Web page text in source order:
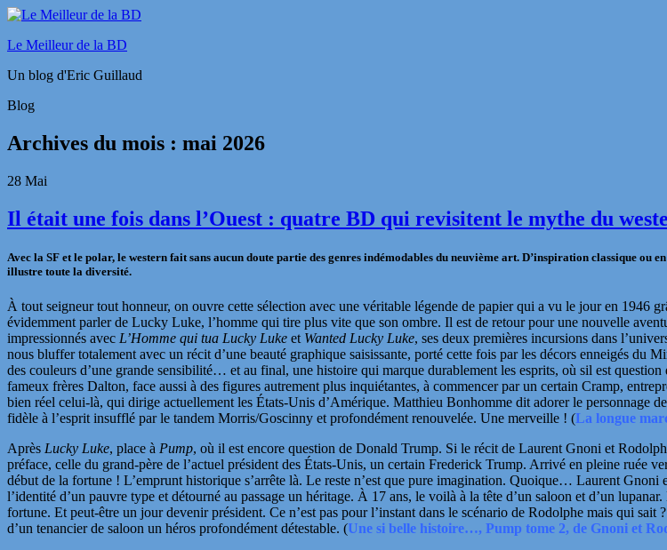
Le Meilleur de la BD
Un blog d'Eric Guillaud
Blog
Archives du mois : mai 2026
28 Mai
Il était une fois dans l’Ouest : quatre BD qui revisitent le mythe du
Avec la SF et le polar, le western fait sans aucun doute partie des genres indémodables du neuvième art. D’inspiration classique ou
illustre toute la diversité.
À tout seigneur tout honneur, on ouvre cette sélection avec une véritable légende de papier qui a vu le jour en 1946
évidemment parler de Lucky Luke, l’homme qui tire plus vite que son ombre. Il est de retour pour une nouvelle
impressionnés avec L’Homme qui tua Lucky Luke et Wanted Lucky Luke, ses deux premières incursions dans
nous bluffer totalement avec un récit d’une beauté graphique saisissante, porté cette fois par les décors enneigés du
des couleurs d’une grande sensibilité… et au final, une histoire qui marque durablement les esprits, où sil est
fameux frères Dalton, face aussi à des figures autrement plus inquiétantes, à commencer par un certain Cramp,
bien réel celui-là, qui dirige actuellement les États-Unis d’Amérique. Matthieu Bonhomme dit adorer le personnage
fidèle à l’esprit insufflé par le tandem Morris/Goscinny et profondément renouvelée. Une merveille ! (La longue
Après Lucky Luke, place à Pump, où il est encore question de Donald Trump. Si le récit de Laurent Gnoni et
préface, celle du grand-père de l’actuel président des États-Unis, un certain Frederick Trump. Arrivé en pleine ruée
début de la fortune ! L’emprunt historique s’arrête là. Le reste n’est que pure imagination. Quoique… Laurent Gnoni
l’identité d’un pauvre type et détourné au passage un héritage. À 17 ans, le voilà à la tête d’un saloon et d’un
fortune. Et peut-être un jour devenir président. Ce n’est pas pour l’instant dans le scénario de Rodolphe mais qui sait
d’un tenancier de saloon un héros profondément détestable. (Une si belle histoire…, Pump tome 2, de Gnoni et